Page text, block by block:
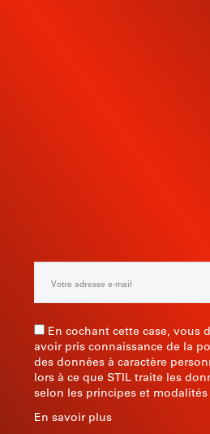
En cochant cette case, vous
avoir pris connaissance de la
des données à caractère
lors à ce que STIL traite les
selon les principes et
En savoir plus